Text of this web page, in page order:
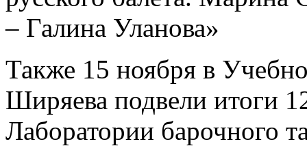
Также 15 ноября в
Ширяева подвели итоги
Лаборатории барочного